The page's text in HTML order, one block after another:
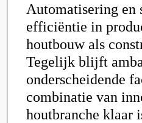
Automatisering en
efficiëntie in
houtbouw als
Tegelijk blijft
onderscheidende
combinatie van
houtbranche klaar